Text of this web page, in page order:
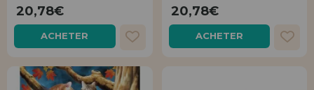
20,78€
ACHETER
20,78€
ACHETER